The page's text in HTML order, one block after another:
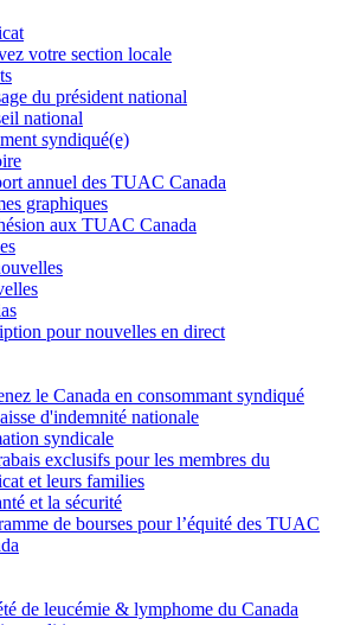
votre section locale
du président national
national
syndiqué(e)
annuel des TUAC Canada
graphiques
aux TUAC Canada
pour nouvelles en direct
le Canada en consommant syndiqué
d'indemnité nationale
syndicale
exclusifs pour les membres du
et leurs families
et la sécurité
de bourses pour l’équité des TUAC
de leucémie & lymphome du Canada